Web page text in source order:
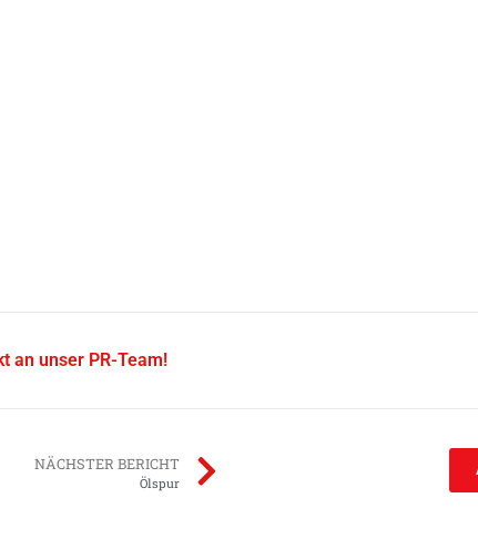
an unser PR-Team!
NÄCHSTER BERICHT
Ölspur